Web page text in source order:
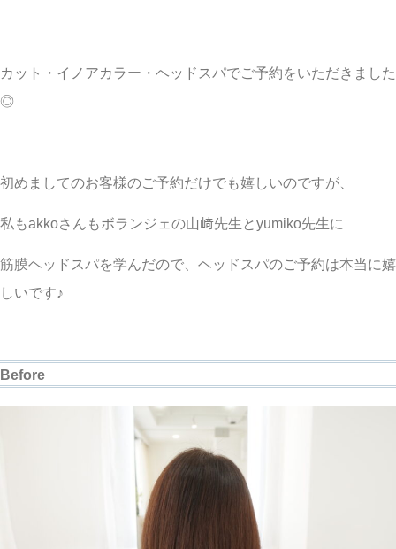
カット・イノアカラー・ヘッドスパでご予約をいただきました
◎
初めましてのお客様のご予約だけでも嬉しいのですが、
私もakkoさんもボランジェの山﨑先生とyumiko先生に
筋膜ヘッドスパを学んだので、ヘッドスパのご予約は本当に嬉
しいです♪
Before